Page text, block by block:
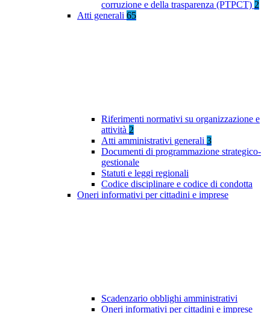
corruzione e della trasparenza (PTPCT) 2
Atti generali 65
Riferimenti normativi su organizzazione e
attività 2
Atti amministrativi generali 3
Documenti di programmazione strategico-
gestionale
Statuti e leggi regionali
Codice disciplinare e codice di condotta
Oneri informativi per cittadini e imprese
Scadenzario obblighi amministrativi
Oneri informativi per cittadini e imprese